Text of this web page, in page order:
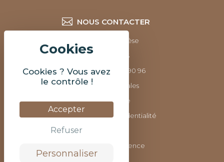
Cookies ? Vous avez
le contrôle !
Accepter
Refuser
Personnaliser
NOUS CONTACTER
10 rue Pergolèse
75116 PARIS
Tel: +33 6 77 34 90 96
Mentions légales
Plan du site
Politique de confidentialité
Réalisé par l'agence